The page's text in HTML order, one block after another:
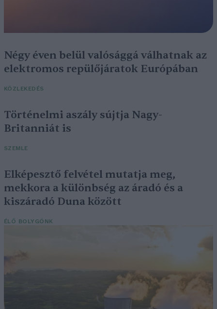
Négy éven belül valósággá válhatnak az
elektromos repülőjáratok Európában
KÖZLEKEDÉS
Történelmi aszály sújtja Nagy-
Britanniát is
SZEMLE
Elképesztő felvétel mutatja meg,
mekkora a különbség az áradó és a
kiszáradó Duna között
ÉLŐ BOLYGÓNK